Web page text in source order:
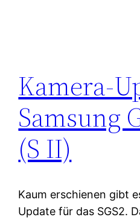
Kamera-
Samsung
(S II)
Kaum erschienen gibt
Update für das SGS2.